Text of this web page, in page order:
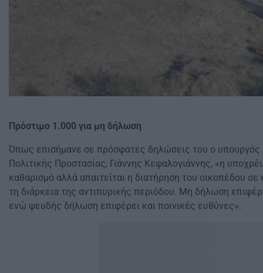
Πρόστιμο 1.000 για μη δήλωση
Όπως επισήμανε σε πρόσφατες δηλώσεις του ο υπουργός
Πολιτικής Προστασίας, Γιάννης Κεφαλογιάννης, «η
καθαρισμό αλλά απαιτείται η διατήρηση του οικοπέδου
τη διάρκεια της αντιπυρικής περιόδου. Μη δήλωση
ενώ ψευδής δήλωση επιφέρει και ποινικές ευθύνες».